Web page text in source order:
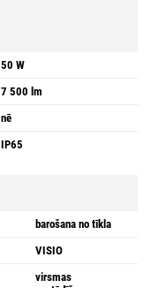
50 W
7 500 lm
nē
IP65
barošana no tīkla
VISIO
virsmas